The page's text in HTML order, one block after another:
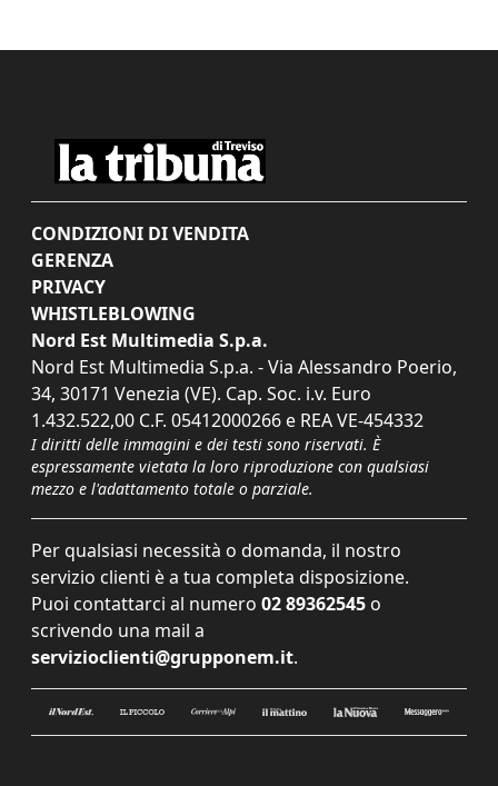
CONDIZIONI DI VENDITA
GERENZA
PRIVACY
WHISTLEBLOWING
Nord Est Multimedia S.p.a.
Nord Est Multimedia S.p.a. - Via Alessandro Poerio,
34, 30171 Venezia (VE). Cap. Soc. i.v. Euro
1.432.522,00 C.F. 05412000266 e REA VE-454332
I diritti delle immagini e dei testi sono riservati. È
espressamente vietata la loro riproduzione con qualsiasi
mezzo e l'adattamento totale o parziale.
Per qualsiasi necessità o domanda, il nostro
servizio clienti è a tua completa disposizione.
Puoi contattarci al numero 02 89362545 o
scrivendo una mail a
servizioclienti@grupponem.it.